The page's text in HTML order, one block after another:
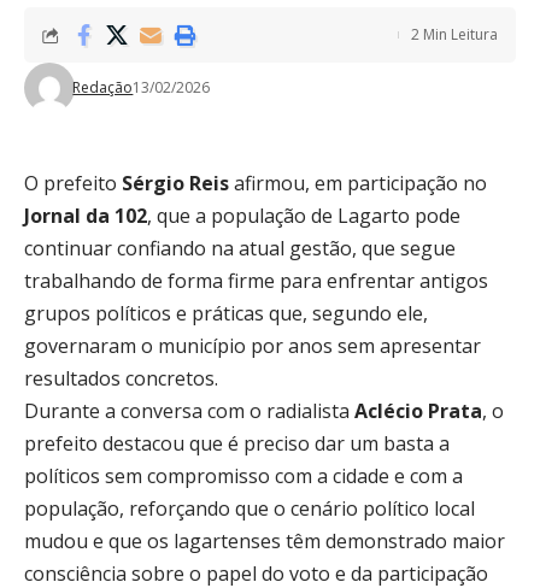
Redação13/02/2026
2 Min Leitura
O prefeito Sérgio Reisafirmou, em participação no
Jornal da 102, que a população de Lagarto pode
continuar confiando na atual gestão, que segue
trabalhando de forma firme para enfrentar antigos
grupos políticos e práticas que, segundo ele,
governaram o município por anos sem apresentar
resultados concretos.
Durante a conversa com o radialista Aclécio Prata, o
prefeito destacou que é preciso dar um basta a
políticos sem compromisso com a cidade e com a
população, reforçando que o cenário político local
mudou e que os lagartenses têm demonstrado maior
consciência sobre o papel do voto e da participação